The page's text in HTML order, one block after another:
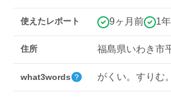
使えたレポート 9ヶ月前 1
住所 福島県いわき市
what3words がくい。すりむ